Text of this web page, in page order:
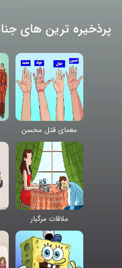
معمای قتل محسن
ملاقات مرگبار